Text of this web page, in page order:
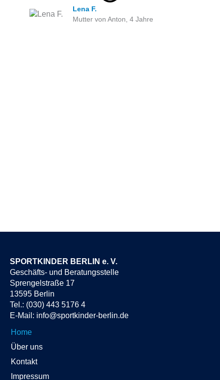
Lena F.
Mutter von Anton, 4 Jahre
SPORTKINDER BERLIN e. V.
Geschäfts- und Beratungsstelle
Sprengelstraße 17
13595 Berlin
Tel.: (030) 443 5176 4
E-Mail: info@sportkinder-berlin.de
Home
Über uns
Kontakt
Impressum